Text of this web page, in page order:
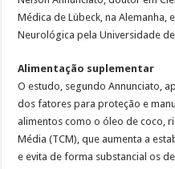
Médica de Lübeck, na Alemanha,
Neurológica pela Universidade
Alimentação suplementar
O estudo, segundo Annunciato,
dos fatores para proteção e
alimentos como o óleo de coco,
Média (TCM), que aumenta a
e evita de forma substancial os